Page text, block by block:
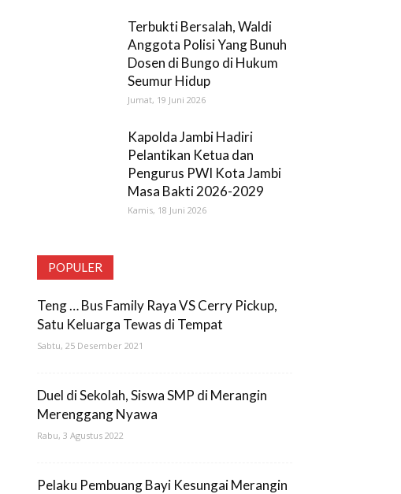
Terbukti Bersalah, Waldi
Anggota Polisi Yang Bunuh
Dosen di Bungo di Hukum
Seumur Hidup
Jumat, 19 Juni 2026
Kapolda Jambi Hadiri
Pelantikan Ketua dan
Pengurus PWI Kota Jambi
Masa Bakti 2026-2029
Kamis, 18 Juni 2026
POPULER
Teng … Bus Family Raya VS Cerry Pickup,
Satu Keluarga Tewas di Tempat
Sabtu, 25 Desember 2021
Duel di Sekolah, Siswa SMP di Merangin
Merenggang Nyawa
Rabu, 3 Agustus 2022
Pelaku Pembuang Bayi Kesungai Merangin